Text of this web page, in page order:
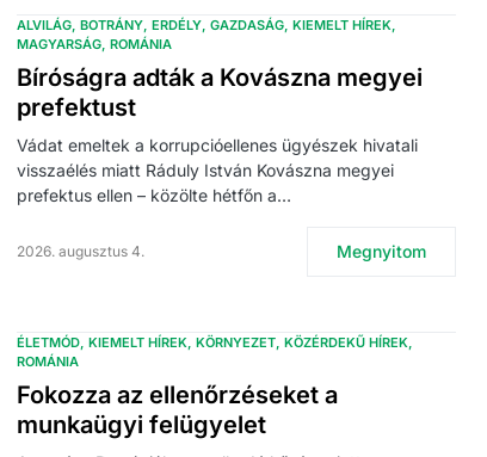
ALVILÁG BOTRÁNY ERDÉLY GAZDASÁG KIEMELT HÍREK
MAGYARSÁG ROMÁNIA
Bíróságra adták a Kovászna megyei
prefektust
Vádat emeltek a korrupcióellenes ügyészek hivatali
visszaélés miatt Ráduly István Kovászna megyei
prefektus ellen – közölte hétfőn a…
2026. augusztus 4. Megnyitom
ÉLETMÓD KIEMELT HÍREK KÖRNYEZET KÖZÉRDEKŰ HÍREK
ROMÁNIA
Fokozza az ellenőrzéseket a
munkaügyi felügyelet